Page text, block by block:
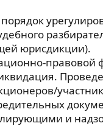
юрисдикции).
правовой
и